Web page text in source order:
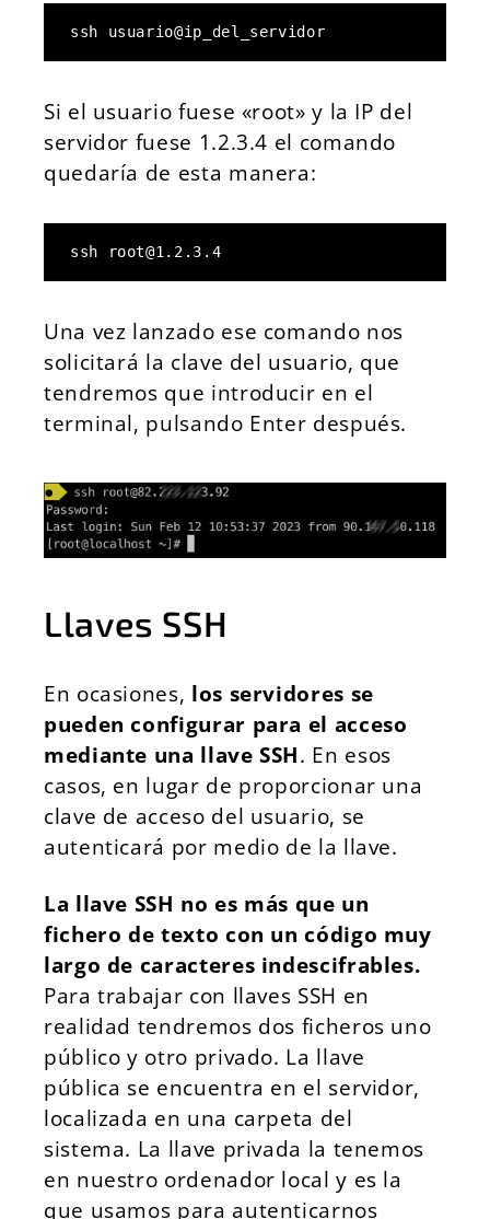
ssh usuario@ip_del_servidor
Si el usuario fuese «root» y la IP del
servidor fuese 1.2.3.4 el comando
quedaría de esta manera:
ssh root@1 .2.3.4
Una vez lanzado ese comando nos
solicitará la clave del usuario, que
tendremos que introducir en el
terminal, pulsando Enter después.
Llaves SSH
En ocasiones, los servidores se
pueden configurar para el acceso
mediante una llave SSH. En esos
casos, en lugar de proporcionar una
clave de acceso del usuario, se
autenticará por medio de la llave.
La llave SSH no es más que un
fichero de texto con un código muy
largo de caracteres indescifrables.
Para trabajar con llaves SSH en
realidad tendremos dos ficheros uno
público y otro privado. La llave
pública se encuentra en el servidor,
localizada en una carpeta del
sistema. La llave privada la tenemos
en nuestro ordenador local y es la
que usamos para autenticarnos